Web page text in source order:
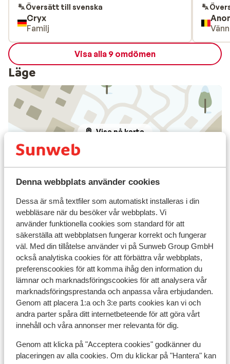
Denna webbplats använder cookies
Dessa är små textfiler som automatiskt installeras i din
webbläsare när du besöker vår webbplats. Vi
använder funktionella cookies som standard för att
säkerställa att webbplatsen fungerar korrekt och fungerar
väl. Med din tillåtelse använder vi på Sunweb Group GmbH
också analytiska cookies för att förbättra vår webbplats,
preferenscookies för att komma ihåg den information du
lämnar och marknadsföringscookies för att analysera vår
marknadsföringsprestanda och anpassa våra erbjudanden.
Genom att placera 1:a och 3:e parts cookies kan vi och
andra parter spåra ditt internetbeteende för att göra vårt
innehåll och våra annonser mer relevanta för dig.
Genom att klicka på "Acceptera cookies" godkänner du
placeringen av alla cookies. Om du klickar på "Hantera" kan
Översätt till svenska
Cryx
Familj
Visa alla 9 omdömen
Läge
Visa på karta
Avstånd till centrum: zell am ziller är ca 2,5 km
Avstånd till pist ca 600 m
Avstånd till skidlift ca 600 m: karspitzbahn 1 är ca
600 m
Närmaste restaurang ca 400 m
Lugnt läge
Liftkort/Utrustning/Skidskola
Liftkort
Skidskola